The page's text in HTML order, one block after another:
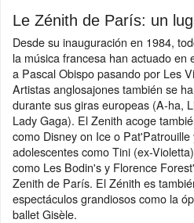
Le Zénith de París: un
Desde su inauguración en 1984,
la música francesa han actuado en
a Pascal Obispo pasando por Les
Artistas anglosajones también se
durante sus giras europeas (A-ha,
Lady Gaga). El Zenith acoge
como Disney on Ice o
adolescentes como Tini (ex-
como Les Bodin's y Florence
Zenith de París. El Zénith es
espectáculos grandiosos como la
ballet Gisèle.